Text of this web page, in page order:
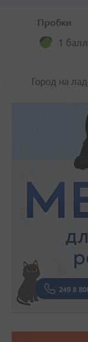
Пробки
1 балл
Город на